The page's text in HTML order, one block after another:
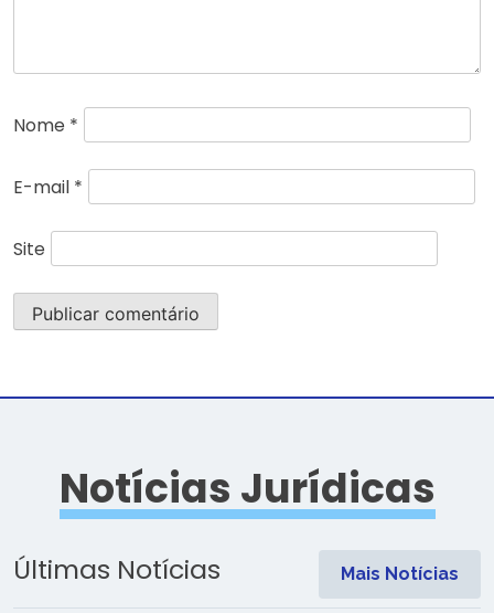
Nome *
E-mail *
Site
Notícias Jurídicas
Últimas Notícias Mais Notícias